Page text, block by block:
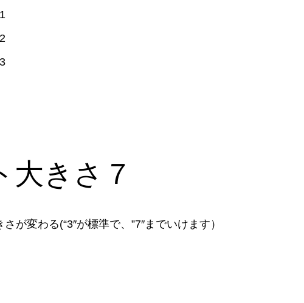
大きさ７
が変わる(“3″が標準で、”7″までいけます）サービス内容とお申込方法